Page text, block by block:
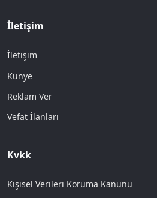
İletişim
İletişim
Künye
Reklam Ver
Vefat İlanları
Kvkk
Kişisel Verileri Koruma Kanunu